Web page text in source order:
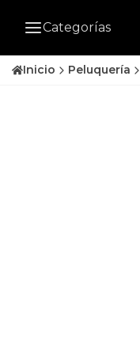
Categorías
Inicio Peluquería